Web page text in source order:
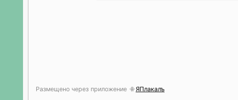
Размещено через приложение ЯПлакалъ